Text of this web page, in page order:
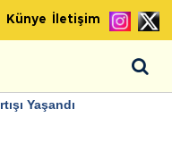
Künye İletişim
Yaşandı